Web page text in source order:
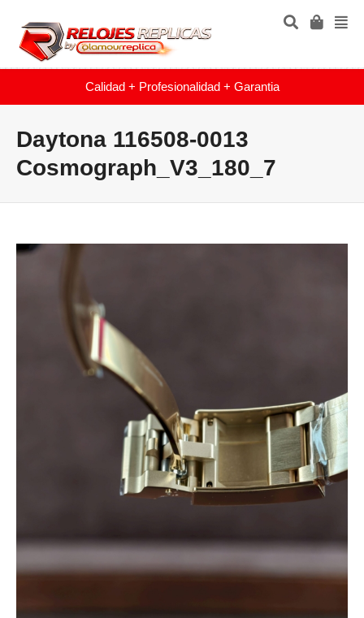
Calidad + Profesionalidad + Garantia
Daytona 116508-0013
Cosmograph_V3_180_7